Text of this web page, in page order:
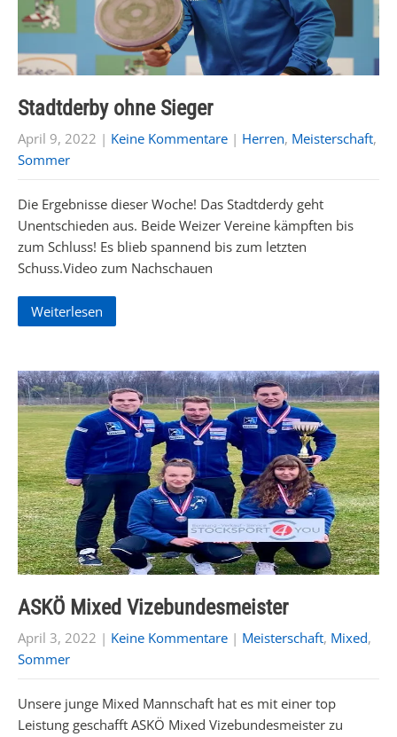
Stadtderby ohne Sieger
April 9, 2022 | Keine Kommentare | Herren, Meisterschaft,
Sommer
Die Ergebnisse dieser Woche! Das Stadtderdy geht
Unentschieden aus. Beide Weizer Vereine kämpften bis
zum Schluss! Es blieb spannend bis zum letzten
Schuss.Video zum Nachschauen
Weiterlesen
ASKÖ Mixed Vizebundesmeister
April 3, 2022 | Keine Kommentare | Meisterschaft, Mixed,
Sommer
Unsere junge Mixed Mannschaft hat es mit einer top
Leistung geschafft ASKÖ Mixed Vizebundesmeister zu